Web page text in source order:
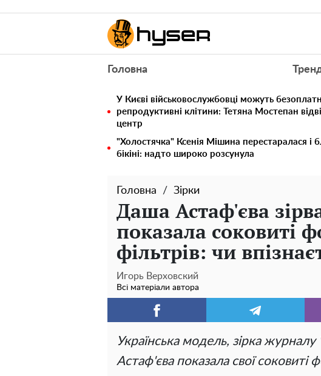
Головна
У Києві військовослужбовці можуть
репродуктивні клітини: Тетяна Мостепан
центр
"Холостячка" Ксенія Мішина перестаралася і
бікіні: надто широко розсунула
Головна Зірки
Даша Астаф'єва
показала соковиті
фільтрів: чи
Игорь Верховский
Всі матеріали автора
Українська модель, зірка
Астаф'єва показала свої соковиті